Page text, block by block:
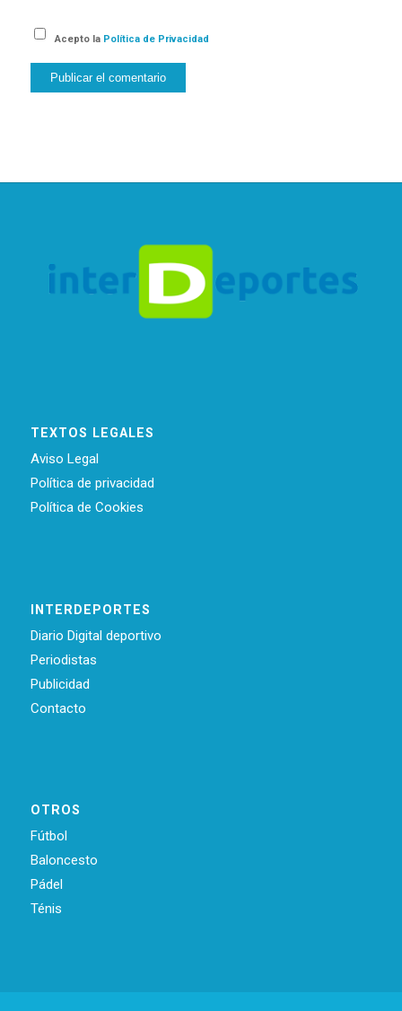
Acepto la Política de Privacidad
TEXTOS LEGALES
Aviso Legal
Política de privacidad
Política de Cookies
INTERDEPORTES
Diario Digital deportivo
Periodistas
Publicidad
Contacto
OTROS
Fútbol
Baloncesto
Pádel
Ténis